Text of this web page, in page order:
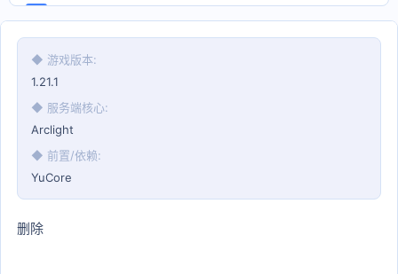
◆ 游戏版本
1.21.1
◆ 服务端核心
Arclight
◆ 前置/依赖
YuCore
删除